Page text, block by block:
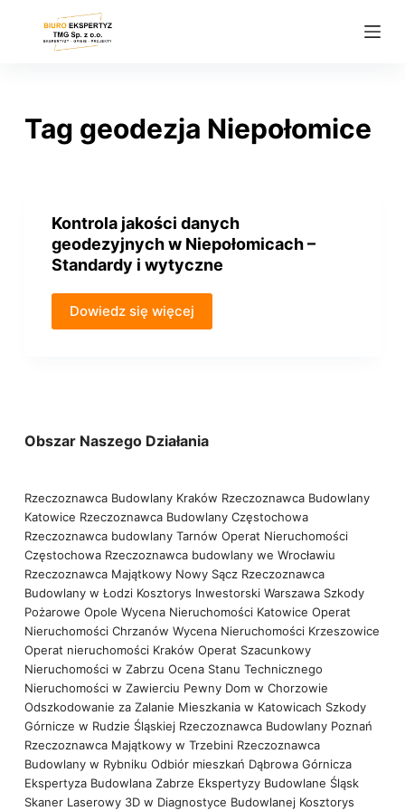
Tag geodezja Niepołomice
Kontrola jakości danych
geodezyjnych w Niepołomicach –
Standardy i wytyczne
Dowiedz się więcej
Obszar Naszego Działania
Rzeczoznawca Budowlany Kraków Rzeczoznawca Budowlany
Katowice Rzeczoznawca Budowlany Częstochowa
Rzeczoznawca budowlany Tarnów Operat Nieruchomości
Częstochowa Rzeczoznawca budowlany we Wrocławiu
Rzeczoznawca Majątkowy Nowy Sącz Rzeczoznawca
Budowlany w Łodzi Kosztorys Inwestorski Warszawa Szkody
Pożarowe Opole Wycena Nieruchomości Katowice Operat
Nieruchomości Chrzanów Wycena Nieruchomości Krzeszowice
Operat nieruchomości Kraków Operat Szacunkowy
Nieruchomości w Zabrzu Ocena Stanu Technicznego
Nieruchomości w Zawierciu Pewny Dom w Chorzowie
Odszkodowanie za Zalanie Mieszkania w Katowicach Szkody
Górnicze w Rudzie Śląskiej Rzeczoznawca Budowlany Poznań
Rzeczoznawca Majątkowy w Trzebini Rzeczoznawca
Budowlany w Rybniku Odbiór mieszkań Dąbrowa Górnicza
Ekspertyza Budowlana Zabrze Ekspertyzy Budowlane Śląsk
Skaner Laserowy 3D w Diagnostyce Budowlanej Kosztorys